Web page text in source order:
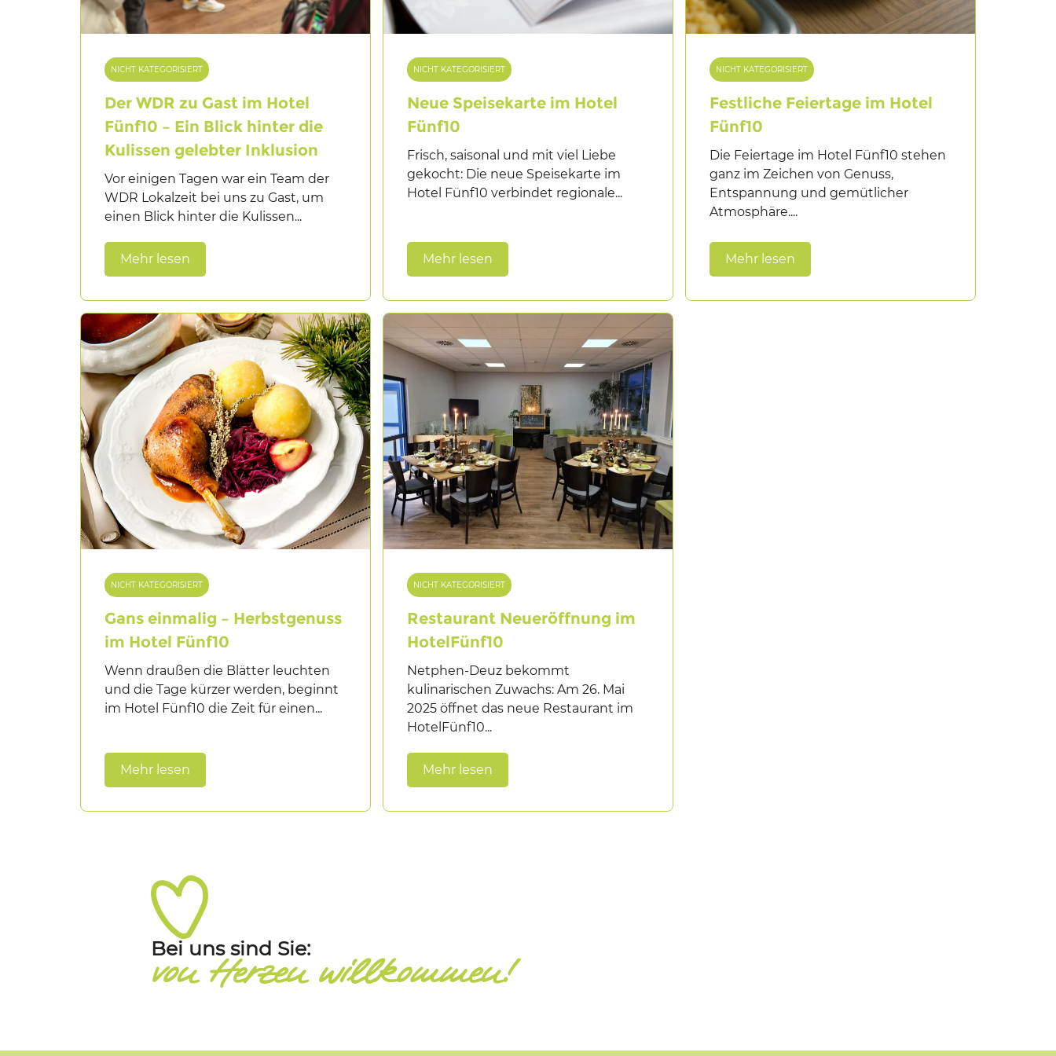
NICHT KATEGORISIERT
Der WDR zu Gast im Hotel
Fünf10 – Ein Blick hinter die
Kulissen gelebter Inklusion
Vor einigen Tagen war ein Team der
WDR Lokalzeit bei uns zu Gast, um
einen Blick hinter die Kulissen...
Mehr lesen
NICHT KATEGORISIERT
Neue Speisekarte im Hotel
Fünf10
Frisch, saisonal und mit viel Liebe
gekocht: Die neue Speisekarte im
Hotel Fünf10 verbindet regionale...
Mehr lesen
NICHT KATEGORISIERT
Festliche Feiertage im Hotel
Fünf10
Die Feiertage im Hotel Fünf10 stehen
ganz im Zeichen von Genuss,
Entspannung und gemütlicher
Atmosphäre....
Mehr lesen
NICHT KATEGORISIERT
Gans einmalig – Herbstgenuss
im Hotel Fünf10
Wenn draußen die Blätter leuchten
und die Tage kürzer werden, beginnt
im Hotel Fünf10 die Zeit für einen...
Mehr lesen
NICHT KATEGORISIERT
Restaurant Neueröffnung im
HotelFünf10
Netphen-Deuz bekommt
kulinarischen Zuwachs: Am 26. Mai
2025 öffnet das neue Restaurant im
HotelFünf10...
Mehr lesen
Bei uns sind Sie:
von Herzen willkommen!